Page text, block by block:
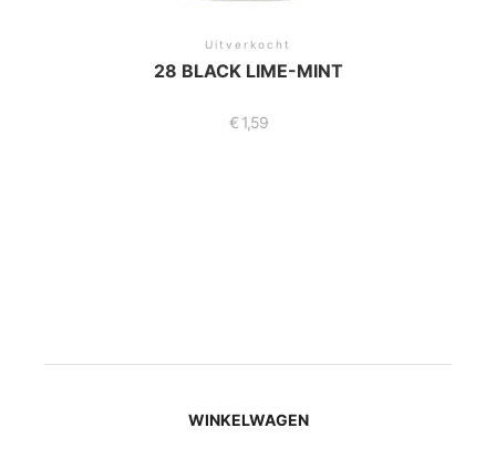
Uitverkocht
28 BLACK LIME-MINT
€1,59
WINKELWAGEN